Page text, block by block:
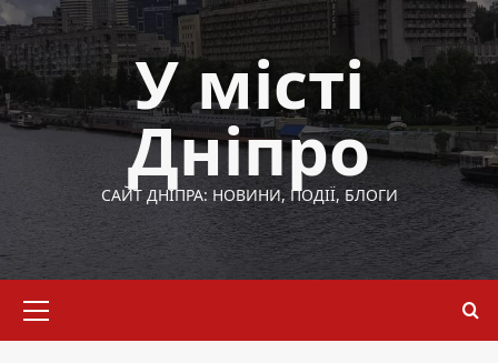
Перейти
до
вмісту
У місті
Дніпро
САЙТ ДНІПРА: НОВИНИ, ПОДІЇ, БЛОГИ
меню